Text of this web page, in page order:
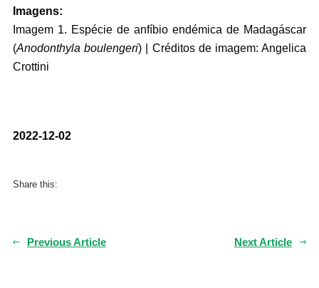
Imagens:
Imagem 1. Espécie de anfíbio endémica de Madagáscar
(Anodonthyla boulengeri) | Créditos de imagem: Angelica
Crottini
2022-12-02
Share this:
Previous Article Next Article